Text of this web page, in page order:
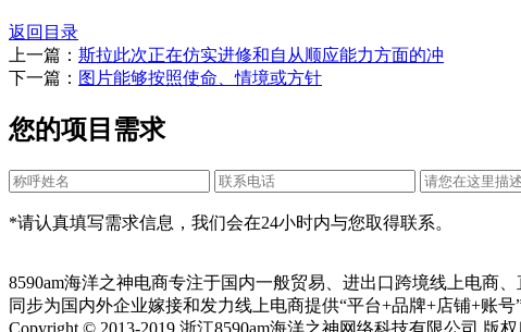
返回目录
上一篇： 斯拉此次正在仿实进修和自从顺应能力方面的冲
下一篇： 图片能够按照使命、情境或方针
您的项目需求
*请认真填写需求信息，我们会在24小时内与您取得联系。
8590am海洋之神电商专注于国内一般贸易、进出口跨境线上电商
同步为国内外企业嫁接和发力线上电商提供“平台+品牌+店铺+账号
Copyright © 2013-2019 浙江8590am海洋之神网络科技有限公司 版